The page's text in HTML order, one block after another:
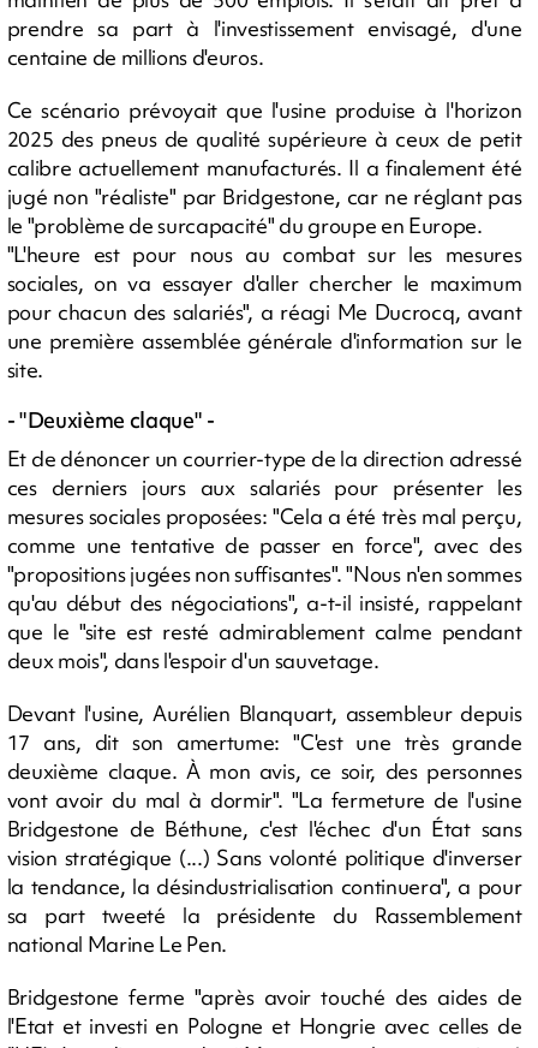
prendre sa part à l'investissement envisagé, d'une
centaine de millions d'euros.
Ce scénario prévoyait que l'usine produise à l'horizon
2025 des pneus de qualité supérieure à ceux de petit
calibre actuellement manufacturés. Il a finalement été
jugé non "réaliste" par Bridgestone, car ne réglant pas
le "problème de surcapacité" du groupe en Europe.
"L'heure est pour nous au combat sur les mesures
sociales, on va essayer d'aller chercher le maximum
pour chacun des salariés", a réagi Me Ducrocq, avant
une première assemblée générale d'information sur le
site.
- "Deuxième claque" -
Et de dénoncer un courrier-type de la direction adressé
ces derniers jours aux salariés pour présenter les
mesures sociales proposées: "Cela a été très mal perçu,
comme une tentative de passer en force", avec des
"propositions jugées non suffisantes". "Nous n'en sommes
qu'au début des négociations", a-t-il insisté, rappelant
que le "site est resté admirablement calme pendant
deux mois", dans l'espoir d'un sauvetage.
Devant l'usine, Aurélien Blanquart, assembleur depuis
17 ans, dit son amertume: "C'est une très grande
deuxième claque. À mon avis, ce soir, des personnes
vont avoir du mal à dormir". "La fermeture de l'usine
Bridgestone de Béthune, c'est l'échec d'un État sans
vision stratégique (...) Sans volonté politique d'inverser
la tendance, la désindustrialisation continuera", a pour
sa part tweeté la présidente du Rassemblement
national Marine Le Pen.
Bridgestone ferme "après avoir touché des aides de
l'Etat et investi en Pologne et Hongrie avec celles de